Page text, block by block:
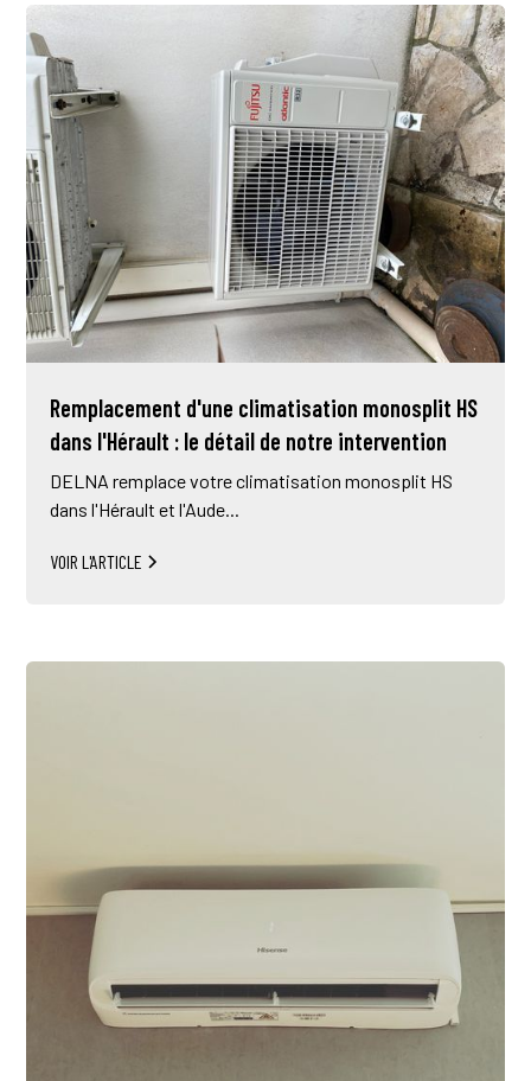
Remplacement d'une climatisation monosplit HS
dans l'Hérault : le détail de notre intervention
DELNA remplace votre climatisation monosplit HS
dans l'Hérault et l'Aude...
VOIR L'ARTICLE